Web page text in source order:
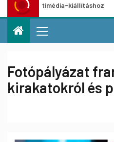
multimédia-kiállításhoz
Fotópályázat
kirakatokról és